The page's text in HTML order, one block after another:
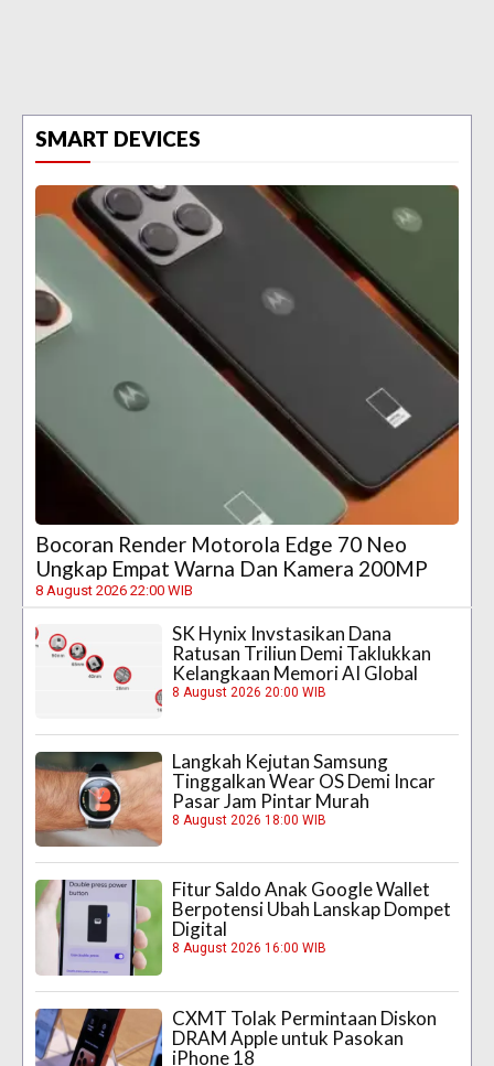
SMART DEVICES
Bocoran Render Motorola Edge 70 Neo
Ungkap Empat Warna Dan Kamera 200MP
8 August 2026 22:00 WIB
SK Hynix Invstasikan Dana
Ratusan Triliun Demi Taklukkan
Kelangkaan Memori AI Global
8 August 2026 20:00 WIB
Langkah Kejutan Samsung
Tinggalkan Wear OS Demi Incar
Pasar Jam Pintar Murah
8 August 2026 18:00 WIB
Fitur Saldo Anak Google Wallet
Berpotensi Ubah Lanskap Dompet
Digital
8 August 2026 16:00 WIB
CXMT Tolak Permintaan Diskon
DRAM Apple untuk Pasokan
iPhone 18